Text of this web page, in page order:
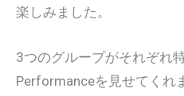
楽しみました。
3つのグループがそれぞれ
Performanceを見せてくれ